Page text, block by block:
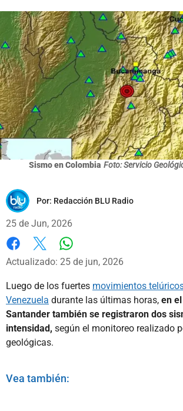
Sismo en Colombia Foto: Servicio
Por: Redacción BLU Radio
25 de Jun, 2026
Facebook
X
Actualizado: 25 de jun, 2026
Luego de los fuertes movimientos
Venezuela durante las últimas horas, en
Santander también se registraron dos
intensidad, según el monitoreo realizado
geológicas.
Vea también: